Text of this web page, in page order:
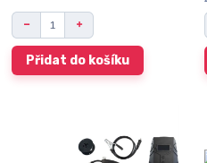
Přidat do košíku